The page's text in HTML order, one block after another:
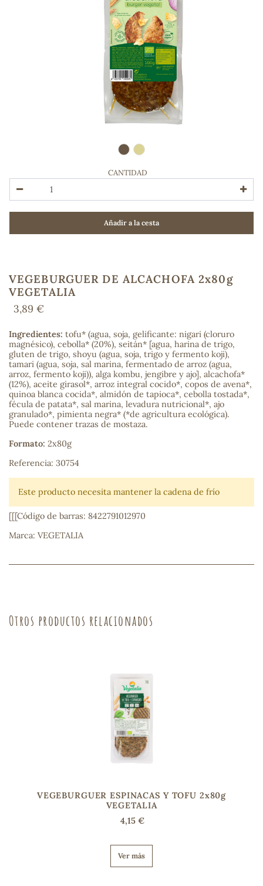
CANTIDAD
Añadir a la cesta
VEGEBURGUER DE ALCACHOFA 2x80g
VEGETALIA
3,89 €
Ingredientes: tofu* (agua, soja, gelificante: nigari (cloruro
magnésico), cebolla* (20%), seitán* [agua, harina de trigo,
gluten de trigo, shoyu (agua, soja, trigo y fermento koji),
tamari (agua, soja, sal marina, fermentado de arroz (agua,
arroz, fermento koji)), alga kombu, jengibre y ajo], alcachofa*
(12%), aceite girasol*, arroz integral cocido*, copos de avena*,
quinoa blanca cocida*, almidón de tapioca*, cebolla tostada*,
fécula de patata*, sal marina, levadura nutricional*, ajo
granulado*, pimienta negra* (*de agricultura ecológica).
Puede contener trazas de mostaza.
Formato: 2x80g
Referencia: 30754
Este producto necesita mantener la cadena de frío
[[[Código de barras: 8422791012970
Marca: VEGETALIA
Otros productos relacionados
VEGEBURGUER ESPINACAS Y TOFU 2x80g
VEGETALIA
4,15 €
Ver más